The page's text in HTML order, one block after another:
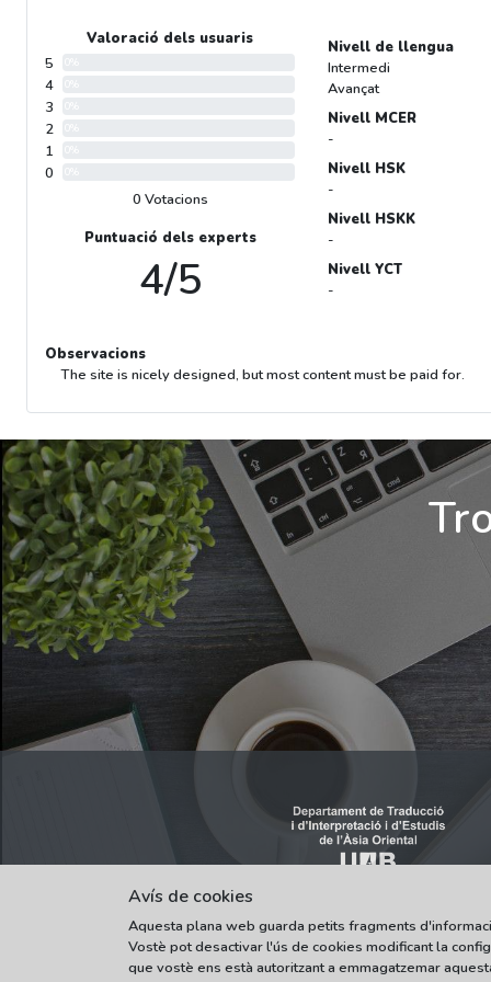
Valoració dels usuaris
5
4
3
2
1
0
0 Votacions
Puntuació dels experts
4/5
Nivell de llengua
Intermedi
Avançat
Nivell MCER
-
Nivell HSK
-
Nivell HSKK
-
Nivell YCT
-
Observacions
The site is nicely designed, but most content must be paid for.
Avís de cookies
Aquesta plana web guarda petits fragments
Vostè pot desactivar l'ús de cookies modificant la
que vostè ens està autoritzant a emmagatzemar